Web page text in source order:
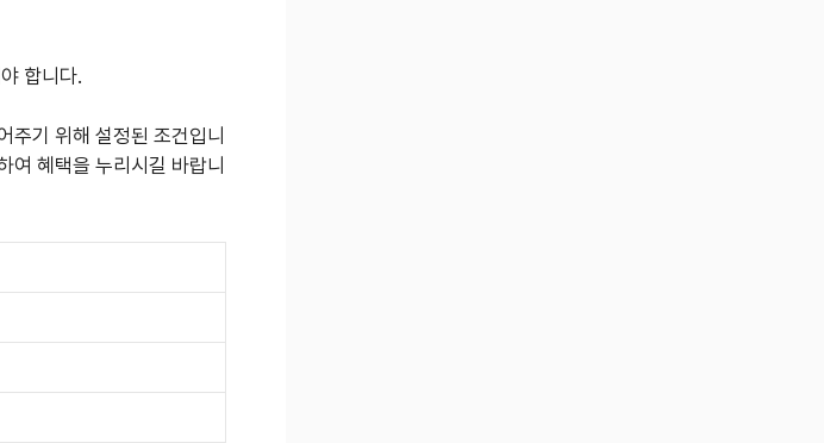
합니다.
주기 위해 설정된 조건입니
여 혜택을 누리시길 바랍니